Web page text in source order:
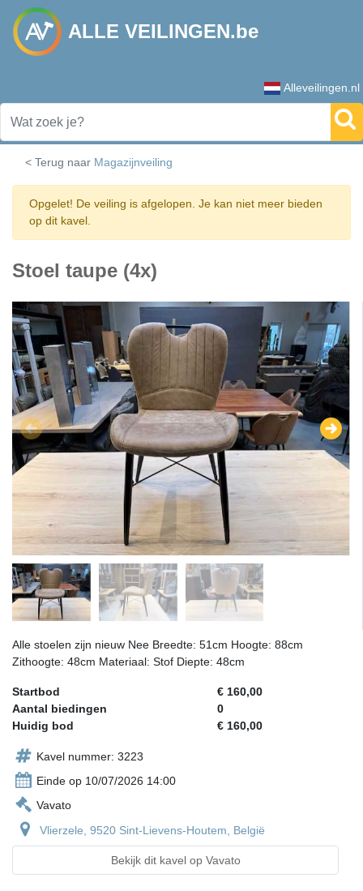
ALLE VEILINGEN.be
Alleveilingen.nl
< Terug naar Magazijnveiling
Opgelet! De veiling is afgelopen. Je kan niet meer bieden
op dit kavel.
Stoel taupe (4x)
Alle stoelen zijn nieuw Nee Breedte: 51cm Hoogte: 88cm
Zithoogte: 48cm Materiaal: Stof Diepte: 48cm
Startbod
€ 160,00
Aantal biedingen
0
Huidig bod
€ 160,00
Kavel nummer: 3223
Einde op 10/07/2026 14:00
Vavato
Vlierzele, 9520 Sint-Lievens-Houtem, België
Bekijk dit kavel op Vavato